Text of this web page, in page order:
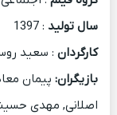
سال تولید: 1397
کارگردان: سعید
بازیگران: پیمان
اصلانی, مهدی